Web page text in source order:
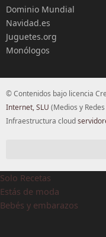
Dominio Mundial
Navidad.es
Juguetes.org
Monólogos
© Contenidos bajo licencia
Internet, SLU (Medios y
Infraestructura cloud
Solo Recetas
Estás de moda
Bebés y embarazos